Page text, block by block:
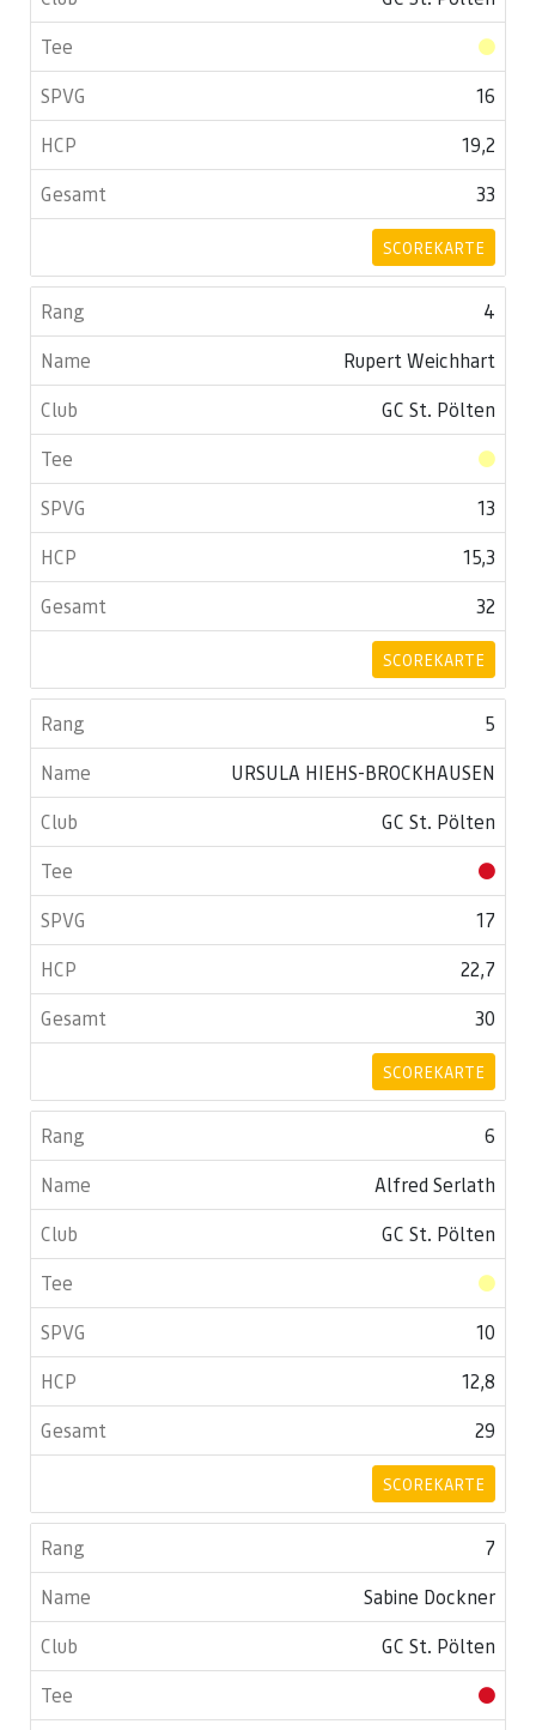
16
19,2
33
SCOREKARTE
4
Rupert Weichhart
GC St. Pölten
13
15,3
32
SCOREKARTE
5
URSULA HIEHS-BROCKHAUSEN
GC St. Pölten
17
22,7
30
SCOREKARTE
6
Alfred Serlath
GC St. Pölten
10
12,8
29
SCOREKARTE
7
Sabine Dockner
GC St. Pölten